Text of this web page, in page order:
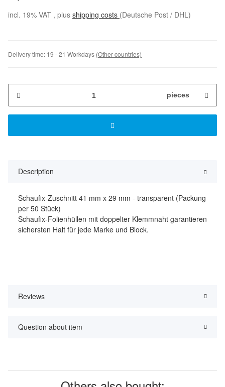
incl. 19% VAT , plus shipping costs (Deutsche Post / DHL)
Delivery time: 19 - 21 Workdays (Other countries)
pieces
Description
Schaufix-Zuschnitt 41 mm x 29 mm - transparent (Packung
per 50 Stück)
Schaufix-Folienhüllen mit doppelter Klemmnaht garantieren
sichersten Halt für jede Marke und Block.
Reviews
Question about item